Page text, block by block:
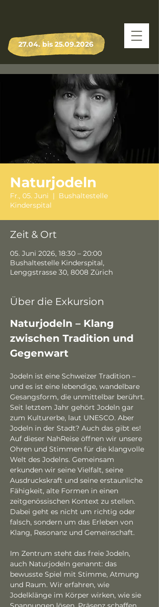
27.04. bis 25.09.2026
Naturjodeln
Fr., 05. Juni
  |
Bushaltestelle
Kinderspital
Zeit & Ort
05. Juni 2026, 18:30 – 20:00
Bushaltestelle Kinderspital,
Lenggstrasse 30, 8008 Zürich
Über die Exkursion
Naturjodeln – Klang
zwischen Tradition und
Gegenwart
Jodeln ist eine Schweizer Tradition –
und es ist eine lebendige, wandelbare
Gesangsform, die unmittelbar berührt.
Seit letztem Jahr gehört Jodeln gar
zum Kulturerbe, laut UNESCO. Aber
Jodeln in der Stadt? Auch das gibt es!
Auf dieser NahReise öffnen wir unsere
Ohren und Stimmen für die klangvolle
Welt des Jodelns. Gemeinsam
erkunden wir seine Vielfalt, seine
Ausdruckskraft und seine erstaunliche
Fähigkeit, alte Formen in einen
zeitgenössischen Kontext zu stellen.
Dabei geht es nicht um richtig oder
falsch, sondern um das Erleben von
Klang, Resonanz und Gemeinschaft.
Im Zentrum steht das freie Jodeln,
auch Naturjodeln genannt: das
bewusste Spiel mit Stimme, Atmung
und Raum. Wir erfahren, wie
Jodelklänge im Körper wirken, wie sie